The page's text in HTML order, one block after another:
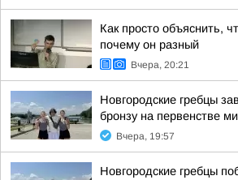
Как просто объяснить,
почему он разный
Вчера, 20:21
Новгородские гребцы
бронзу на первенстве
Вчера, 19:57
Новгородские гребцы